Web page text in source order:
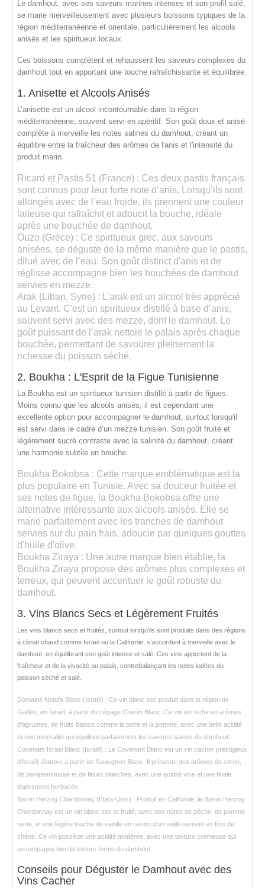
Ledamhout, avec ses saveurs marines intenses et son profil salé,
se marie merveilleusement avec plusieurs boissons typiques de la
région méditerranéenne et orientale, particulièrement les alcools
anisés et les spiritueux locaux.
Ces boissons complètent et rehaussent les saveurs complexes du
damhout tout en apportant une touche rafraîchissante et équilibrée.
1. Anisette et Alcools Anisés
L’anisette est un alcool incontournable dans la région
méditerranéenne, souvent servi en apéritif. Son goût doux et anisé
complète à merveille les notes salines dudamhout, créant un
équilibre entre la fraîcheur des arômes de l'anis et l'intensité du
produit marin.
Ricard et Pastis 51 (France) : Ces deux pastis français
sont connus pour leur forte note d’anis. Lorsqu’ils sont
allongés avec de l’eau froide, ils prennent une couleur
laiteuse qui rafraîchit et adoucit la bouche, idéale
après une bouchée de damhout.
Ouzo (Grèce) : Ce spiritueux grec, aux saveurs
anisées, se déguste de la même manière que le pastis,
dilué avec de l’eau. Son goût distinct d'anis et de
réglisse accompagne bien les bouchées de damhout
servies en mezze.
Arak (Liban, Syrie) : L’arak est un alcool très apprécié
au Levant. C'est un spiritueux distillé à base d’anis,
souvent servi avec des mezze, dont le damhout. Le
goût puissant de l’arak nettoie le palais après chaque
bouchée, permettant de savourer pleinement la
richesse du poisson séché.
2. Boukha : L'Esprit de la Figue Tunisienne
La Boukha est un spiritueux tunisien distillé à partir de figues.
Moins connu que les alcools anisés, il est cependant une
excellente option pour accompagner le damhout, surtout lorsqu'il
est servi dans le cadre d’un mezze tunisien. Son goût fruité et
légèrement sucré contraste avec la salinité du damhout, créant
une harmonie subtile en bouche.
Boukha Bokobsa : Cette marque emblématique est la
plus populaire en Tunisie. Avec sa douceur fruitée et
ses notes de figue, la Boukha Bokobsa offre une
alternative intéressante aux alcools anisés. Elle se
marie parfaitement avec les tranches de damhout
servies sur du pain frais, adoucie par quelques gouttes
d'huile d'olive.
Boukha Ziraya : Une autre marque bien établie, la
Boukha Ziraya propose des arômes plus complexes et
terreux, qui peuvent accentuer le goût robuste du
damhout.
3. Vins Blancs Secs et Légèrement Fruités
Les vins blancs secs et fruités, surtout lorsqu'ils sont produits dans des régions
à climat chaud comme Israël ou la Californie, s’accordent à merveille avec le
damhout , en équilibrant son goût intense et salé. Ces vins apportent de la
fraîcheur et de la vivacité au palais, contrebalançant les notes iodées du
poisson séché et salé.
Domaine Netofa Blanc (Israël) : Ce vin blanc sec produit dans la région de
Galilée, en Israël, à partir du cépageChenin Blanc . Ce vin est riche en arômes
d’agrumes, de fruits blancs comme la poire et la pomme, avec une belle acidité
et une minéralité qui équilibre parfaitement les saveurs salées du damhout.
Covenant Israel Blanc (Israël) : LeCovenant Blanc est un vin cacher prestigieux
d’Israël, élaboré à partir de Sauvignon Blanc . Il présente des arômes decitron
de pamplemousse et defleurs blanches , avec une acidité vive et une finale
légèrement herbacée.
Baron Herzog Chardonnay (États-Unis) : Produit en Californie, le Baron Herzog
Chardonnay est un vin blanc sec et fruité, avec des notes de pêche , de pomme
verte , et une légère touche devanille en raison d’un vieillissement en fûts de
chêne. Ce vin possède une acidité modérée, avec une texture crémeuse qui
accompagne bien la texture ferme du damhout.
Conseils pour Déguster le Damhout avec des
Vins Cacher